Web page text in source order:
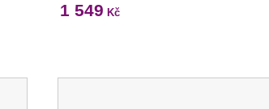
1 549 Kč